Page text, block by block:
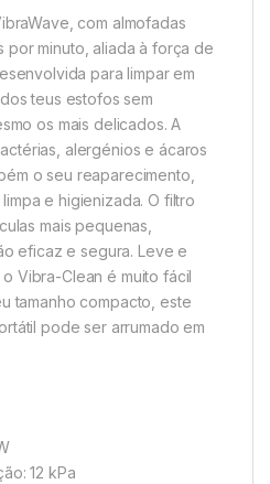
com almofadas
minuto, aliada à força de
para limpar em
teus estofos sem
os mais delicados. A
alergénios e ácaros
o seu reaparecimento,
e higienizada. O filtro
mais pequenas,
eficaz e segura. Leve e
Vibra-Clean é muito fácil
tamanho compacto, este
pode ser arrumado em
12 kPa